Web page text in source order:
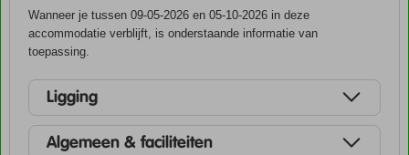
Wanneer je tussen 09-05-2026 en 05-10-2026 in deze
accommodatie verblijft, is onderstaande informatie van
toepassing.
Ligging
Algemeen & faciliteiten